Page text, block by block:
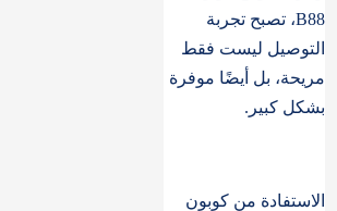
B88، تصبح تجربة
التوصيل ليست فقط
مريحة، بل أيضًا موفرة
بشكل كبير.
الاستفادة من كوبون